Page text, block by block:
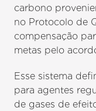
carbono
no Protocolo de
compensação
metas pelo
Esse sistema
para agentes
de gases de